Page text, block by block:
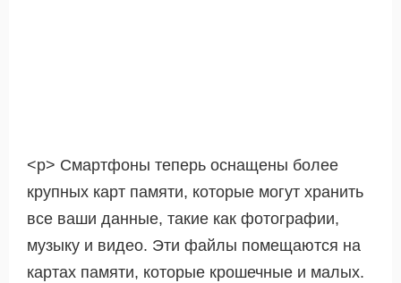
<р> Смартфоны теперь оснащены более
крупных карт памяти, которые могут хранить
все ваши данные, такие как фотографии,
музыку и видео. Эти файлы помещаются на
картах памяти, которые крошечные и малых.